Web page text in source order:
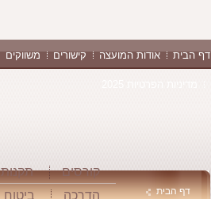
דף הבית אודות המועצה קישורים משווקים
קורסים תקנות
הדרכה
ביטוח
דף הבית